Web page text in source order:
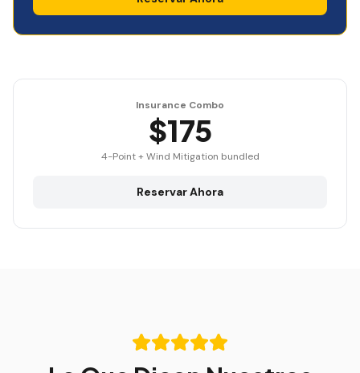
Insurance Combo
$175
4-Point + Wind Mitigation bundled
Reservar Ahora